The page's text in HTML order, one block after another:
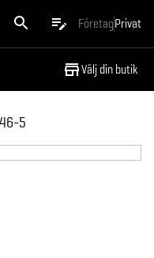
FöretagPrivat
Välj din butik
5